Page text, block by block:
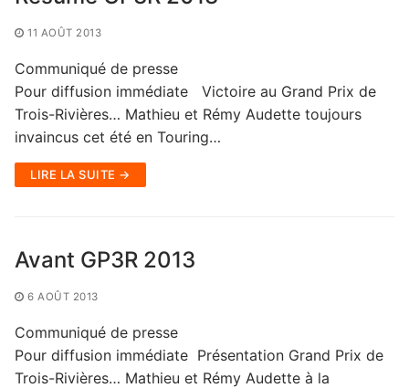
11 AOÛT 2013
Communiqué de presse
Pour diffusion immédiate Victoire au Grand Prix de
Trois-Rivières… Mathieu et Rémy Audette toujours
invaincus cet été en Touring…
LIRE LA SUITE →
Avant GP3R 2013
6 AOÛT 2013
Communiqué de presse
Pour diffusion immédiate Présentation Grand Prix de
Trois-Rivières… Mathieu et Rémy Audette à la